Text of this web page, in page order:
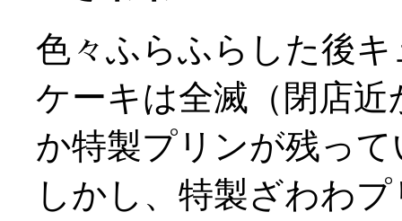
色々ふらふらした後
ケーキは全滅（閉店
か特製プリンが残って
しかし、特製ざわわ